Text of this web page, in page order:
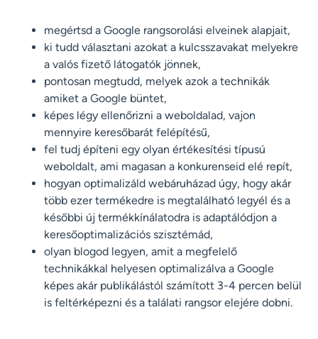
megértsd a Google rangsorolási elveinek alapjait,
ki tudd választani azokat a kulcsszavakat melyekre
a valós fizető látogatók jönnek,
pontosan megtudd, melyek azok a technikák
amiket a Google büntet,
képes légy ellenőrizni a weboldalad, vajon
mennyire keresőbarát felépítésű,
fel tudj építeni egy olyan értékesítési típusú
weboldalt, ami magasan a konkurenseid elé repít,
hogyan optimalizáld webáruházad úgy, hogy akár
több ezer termékedre is megtalálható legyél és a
későbbi új termékkínálatodra is adaptálódjon a
keresőoptimalizációs szisztémád,
olyan blogod legyen, amit a megfelelő
technikákkal helyesen optimalizálva a Google
képes akár publikálástól számított 3-4 percen belül
is feltérképezni és a találati rangsor elejére dobni.